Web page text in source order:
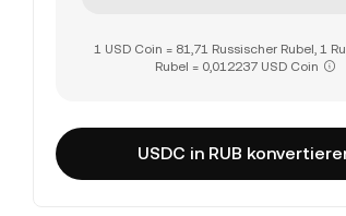
1 USD Coin = 81,71 Russischer Rubel, 1
Rubel = 0,012237 USD Coin
USDC in RUB